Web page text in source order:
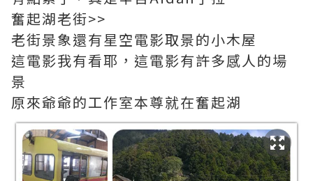
奮起湖老街>>
老街景象還有星空電影取景的小木屋
這電影我有看耶，這電影有許多感人的場
景
原來爺爺的工作室本尊就在奮起湖